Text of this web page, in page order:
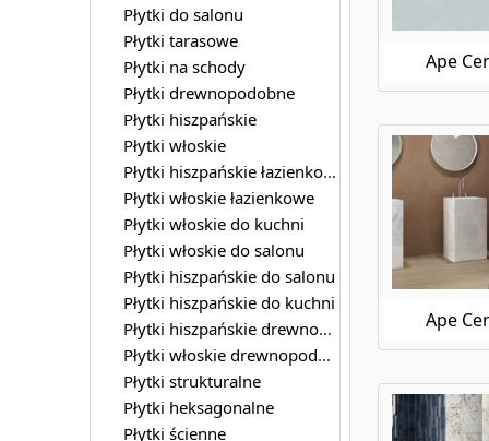
Ape
Ape
Płytki do salonu
Płytki tarasowe
Płytki na schody
Płytki drewnopodobne
Płytki hiszpańskie
Płytki włoskie
Płytki hiszpańskie łazienkowe
Płytki włoskie łazienkowe
Płytki włoskie do kuchni
Płytki włoskie do salonu
Płytki hiszpańskie do salonu
Płytki hiszpańskie do kuchni
Płytki hiszpańskie drewnopodobne
Płytki włoskie drewnopodobne
Płytki strukturalne
Płytki heksagonalne
Płytki ścienne